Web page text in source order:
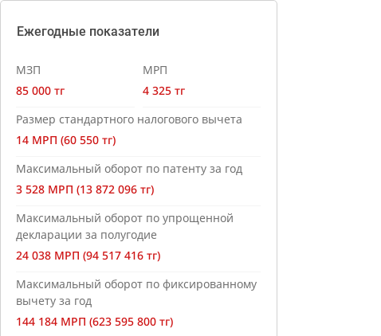
Ежегодные показатели
МЗП
85 000 тг
МРП
4 325 тг
Размер стандартного налогового вычета
14 МРП (60 550 тг)
Максимальный оборот по патенту за год
3 528 МРП (13 872 096 тг)
Максимальный оборот по упрощенной
декларации за полугодие
24 038 МРП (94 517 416 тг)
Максимальный оборот по фиксированному
вычету за год
144 184 МРП (623 595 800 тг)